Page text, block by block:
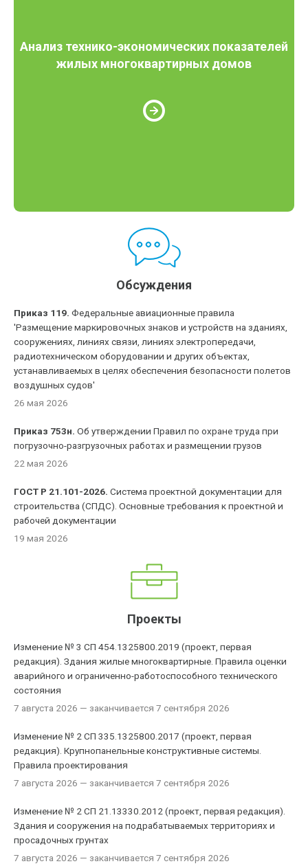
Анализ технико-экономических показателей
жилых многоквартирных домов
Обсуждения
Приказ 119. Федеральные авиационные правила
'Размещение маркировочных знаков и устройств на зданиях,
сооружениях, линиях связи, линиях электропередачи,
радиотехническом оборудовании и других объектах,
устанавливаемых в целях обеспечения безопасности полетов
воздушных судов'
26 мая 2026
Приказ 753н. Об утверждении Правил по охране труда при
погрузочно-разгрузочных работах и размещении грузов
22 мая 2026
ГОСТ Р 21.101-2026. Система проектной документации для
строительства (СПДС). Основные требования к проектной и
рабочей документации
19 мая 2026
Проекты
Изменение № 3 СП 454.1325800.2019 (проект, первая
редакция). Здания жилые многоквартирные. Правила оценки
аварийного и ограниченно-работоспособного технического
состояния
7 августа 2026 — заканчивается 7 сентября 2026
Изменение № 2 СП 335.1325800.2017 (проект, первая
редакция). Крупнопанельные конструктивные системы.
Правила проектирования
7 августа 2026 — заканчивается 7 сентября 2026
Изменение № 2 СП 21.13330.2012 (проект, первая редакция).
Здания и сооружения на подрабатываемых территориях и
просадочных грунтах
7 августа 2026 — заканчивается 7 сентября 2026